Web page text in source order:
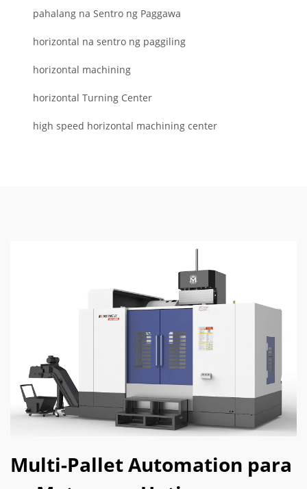
pahalang na Sentro ng Paggawa
horizontal na sentro ng paggiling
horizontal machining
horizontal Turning Center
high speed horizontal machining center
Multi-Pallet Automation para